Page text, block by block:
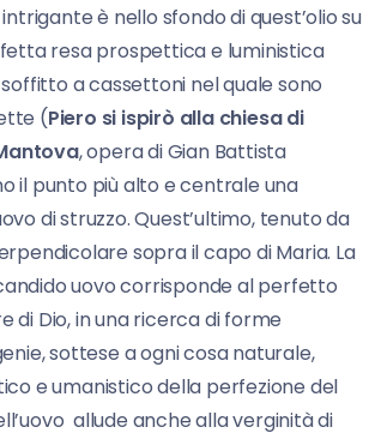
è nello sfondo di quest’olio su
resa prospettica e luministica
a cassettoni nel quale sono
(Piero si ispirò alla chiesa di
, opera di Gian Battista
il punto più alto e centrale una
di struzzo. Quest’ultimo, tenuto da
sopra il capo di Maria. La
uovo corrisponde al perfetto
di Dio, in una ricerca di forme
sottese a ogni cosa naturale,
e umanistico della perfezione del
allude anche alla verginità di